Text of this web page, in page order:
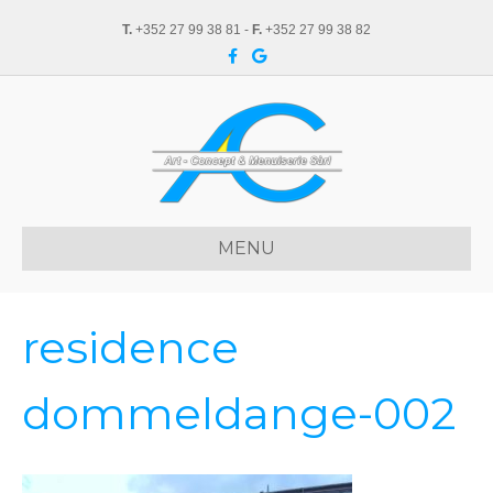
T. +352 27 99 38 81 - F. +352 27 99 38 82
c
o
o
k
G
o
l
e
MENU
residence
dommeldange-002